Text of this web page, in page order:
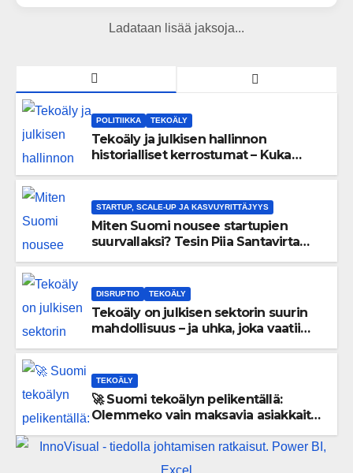
Ladataan lisää jaksoja...
POLITIIKKA TEKOÄLY
Tekoäly ja julkisen hallinnon
historialliset kerrostumat – Kuka
STARTUP, SCALE-UP JA KASVUYRITTÄJYYS
Miten Suomi nousee startupien
suurvallaksi? Tesin Piia Santavirta
DISRUPTIO TEKOÄLY
Tekoäly on julkisen sektorin suurin
mahdollisuus – ja uhka, joka vaatii
TEKOÄLY
🚀 Suomi tekoälyn pelikentällä:
Olemmeko vain maksavia asiakkaita
gigatehtaan?